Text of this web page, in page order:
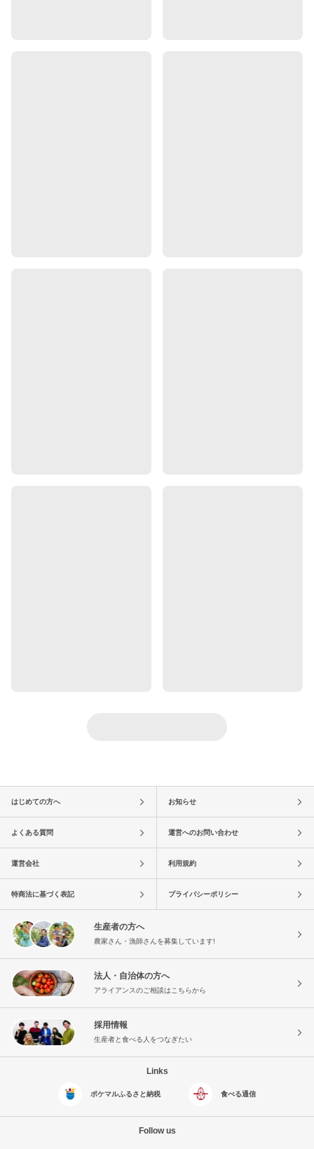
はじめての方へ お知らせ
よくある質問 運営へのお問い合わせ
運営会社 利用規約
特商法に基づく表記 プライバシーポリシー
生産者の方へ
農家さん・漁師さんを募集しています!
法人・自治体の方へ
アライアンスのご相談はこちらから
採用情報
生産者と食べる人をつなぎたい
Links
ポケマルふるさと納税 食べる通信
Follow us